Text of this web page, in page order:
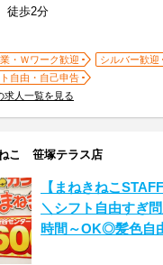
徒歩2分
・Ｗワーク歓迎
シルバー歓迎
自由・自己申告
求人一覧を見る
こ 笹塚テラス店
【まねきねこ
＼シフト自由すぎ
時間～OK◎髪色自